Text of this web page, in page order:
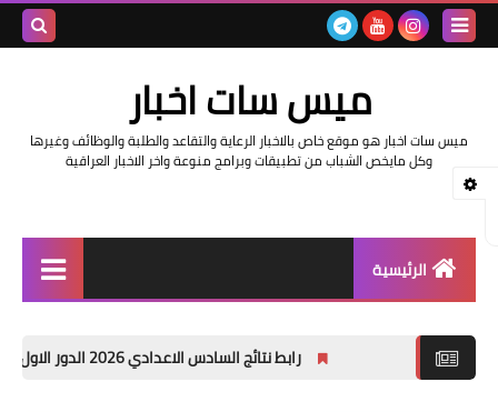
ميس سات اخبار
ميس سات اخبار هو موقع خاص بالاخبار الرعاية والتقاعد والطلبة والوظائف وغيرها
وكل مايخص الشباب من تطبيقات وبرامج منوعة واخر الاخبار العراقية
الرئيسية
اخبار وزارة التربية والتعليم
رابط نتائج السادس الاعدادي 2026 الدور الاول في العراق | موقع نتائجنا